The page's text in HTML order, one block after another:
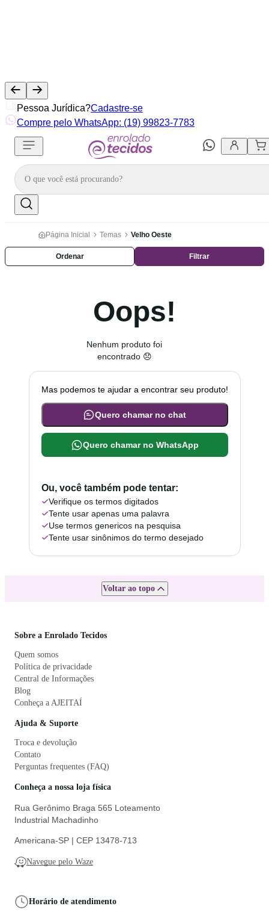
Pessoa Jurídica?Cadastre-se
Compre pelo WhatsApp: (19) 99823-7783
Página Inicial Temas Velho Oeste
Ordenar Filtrar
Oops!
Nenhum produto foi
encontrado 😞
Mas podemos te ajudar a encontrar seu produto!
Quero chamar no chat
Quero chamar no WhatsApp
Ou, você também pode tentar:
Verifique os termos digitados
Tente usar apenas uma palavra
Use termos genericos na pesquisa
Tente usar sinônimos do termo desejado
Voltar ao topo
Sobre a Enrolado Tecidos
Quem somos
Política de privacidade
Central de Informações
Blog
Conheça a AJEITAÍ
Ajuda & Suporte
Troca e devolução
Contato
Perguntas frequentes (FAQ)
Conheça a nossa loja física
Rua Gerônimo Braga 565 Loteamento
Industrial Machadinho
Americana-SP | CEP 13478-713
Navegue pelo Waze
Horário de atendimento